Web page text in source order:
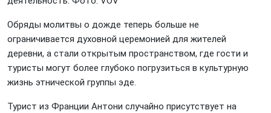
Обряды молитвы о дожде теперь больше не
ограничивается духовной церемонией для жителей
деревни, а стали открытым пространством, где гости и
туристы могут более глубоко погрузиться в культурную
жизнь этнической группы эде.
Турист из Франции Антони случайно присутствует на